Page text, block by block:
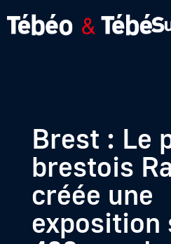
Brest : Le
brestois
créée une
exposition